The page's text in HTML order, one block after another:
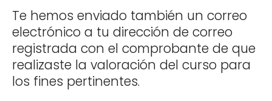
Te hemos enviado también un correo
electrónico a tu dirección de correo
registrada con el comprobante de que
realizaste la valoración del curso para
los fines pertinentes.